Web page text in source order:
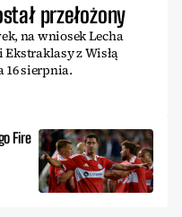
przełożony
na wniosek Lecha
Ekstraklasy z Wisłą
16 sierpnia.
Fire